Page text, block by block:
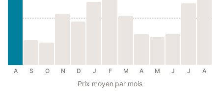
A S O N D J F M A M J J A
Prix moyen par mois